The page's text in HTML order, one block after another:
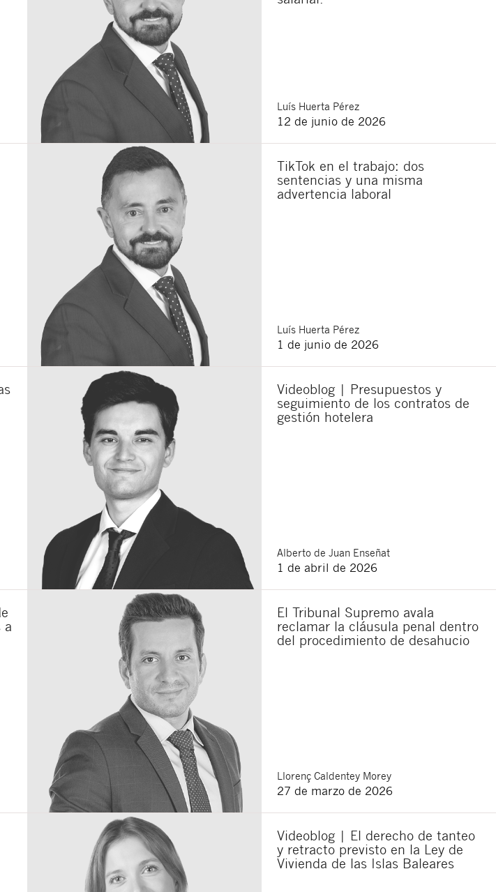
Luís Huerta Pérez
12 de junio de 2026
TikTok en el trabajo: dos
sentencias y una misma
advertencia laboral
Luís Huerta Pérez
1 de junio de 2026
Videoblog | Presupuestos y
seguimiento de los contratos de
gestión hotelera
Alberto de Juan Enseñat
1 de abril de 2026
a
El Tribunal Supremo avala
reclamar la cláusula penal dentro
del procedimiento de desahucio
Llorenç Caldentey Morey
27 de marzo de 2026
Videoblog | El derecho de tanteo
y retracto previsto en la Ley de
Vivienda de las Islas Baleares
información básica sobre privacidad: El responsable del tratamiento
Tiene derecho a acceder, rectificar y suprimir los datos, así como